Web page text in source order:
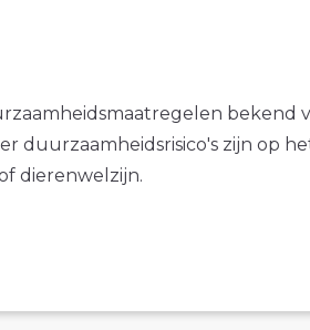
bekend
duurzaamheidsrisico's zijn op
dierenwelzijn.